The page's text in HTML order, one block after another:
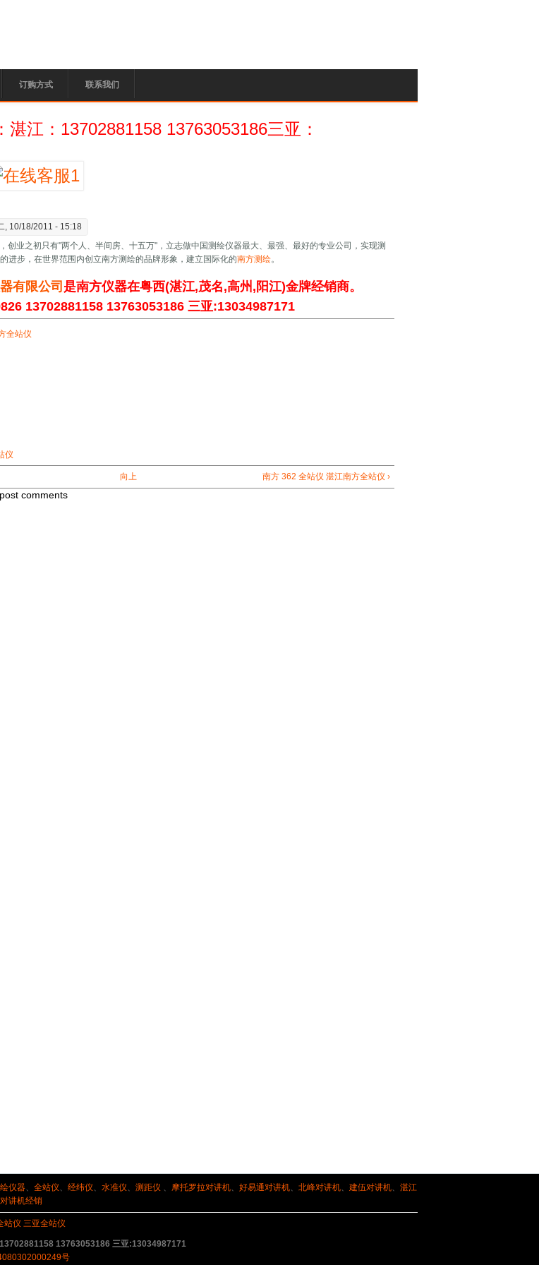
订购方式 联系我们
湛江：13702881158 13763053186三亚：
, 10/18/2011 - 15:18
，创业之初只有"两个人、半间房、十五万"，立志做中国测绘仪器最大、最强、最好的专业公司，实现测
进步，在世界范围内创立南方测绘的品牌形象，建立国际化的南方测绘。
有限公司 是南方仪器在粤西(湛江,茂名,高州,阳江)金牌经销商。
13702881158 13763053186 三亚:13034987171
全站仪
仪
向上 南方 362 全站仪 湛江南方全站仪 ›
comments
仪器、 全站仪、 经纬仪、 水准仪、 测距仪 、 摩托罗拉对讲机、 好易通对讲机、 北峰对讲机、 建伍对讲机、 湛江
讲机经销
站仪 三亚全站仪
13763053186 三亚:13034987171
号